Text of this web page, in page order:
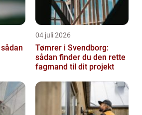
04 juli 2026
Tømrer i Svendborg:
sådan finder du den rette
fagmand til dit projekt